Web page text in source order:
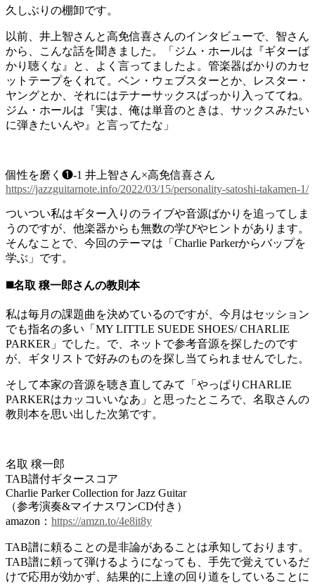
久しぶりの棚卸です。
以前、井上智さんと高免信喜さんのインタビューで、智さん
から、こんな話を聞きました。「ジム・ホールは『ギターば
かり聴くな』と、よく言ってましたよ。管楽器ばかりのカセ
ットテープをくれて。ベン・ウェブスターとか、レスター・
ヤングとか、それにはテナーサックスばっかり入っててね。
ジム・ホールは『実は、俺は単音のときは、サックスみたい
に弾きたいんや』と言ってたな」
個性を磨く❶-1 井上智さん×高免信喜さん
https://jazzguitarnote.info/2022/03/15/personality-satoshi-takamen-1/
ついつい私はギター入りのライブや音源ばかりを追ってしま
うのですが、他楽器からも無数の学びやヒントがあります。
そんなことで、今回のテーマは「Charlie Parkerからバップを
学ぶ」です。
◼️名取 穣一郎さんの教則本
私は毎月の課題曲を決めているのですが、今月はセッション
でも指名の多い「MY LITTLE SUEDE SHOES/ CHARLIE
PARKER」でした。で、ネットで参考音源を探したのです
が、ギタリストで好みのものを探し当てられませんでした。
そして本家の音源を聴き直してみて「やっぱりCHARLIE
PARKERはカッコいいなあ」と思ったところで、名取さんの
教則本を思い出した次第です。
名取 穣一郎
TAB譜付ギタースコア
Charlie Parker Collection for Jazz Guitar
（参考演奏&マイナスワンCD付き）
amazon： https://amzn.to/4e8it8y
TAB譜に頼ることの是非論があることは承知しております。
TAB譜に頼って弾けるようになっても、手先で覚えているだ
けで応用が効かず、結果的に上達の回り道をしていることに